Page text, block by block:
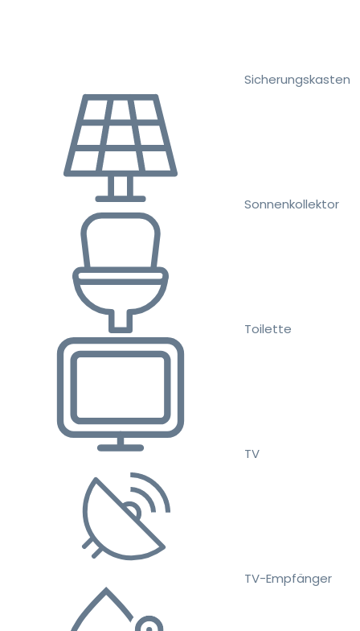
Sicherungskasten
Sonnenkollektor
Toilette
TV
TV-Empfänger